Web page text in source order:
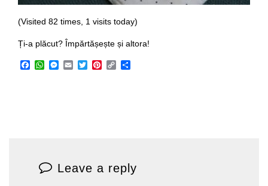
(Visited 82 times, 1 visits today)
Ți-a plăcut? Împărtășește și altora!
Facebook
WhatsApp
Messenger
EmailTwitterPinterest
Copy
Leave a reply